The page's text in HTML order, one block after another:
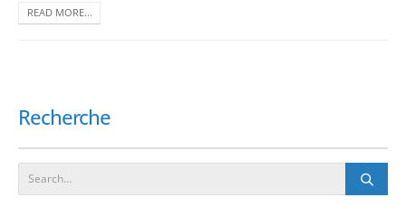
READ MORE...
Recherche